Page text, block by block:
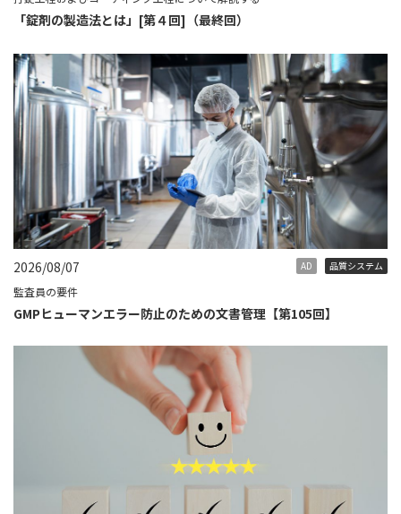
「錠剤の製造法とは」[第４回]（最終回）
2026/08/07 AD 品質システム
監査員の要件
GMPヒューマンエラー防止のための文書管理【第105回】